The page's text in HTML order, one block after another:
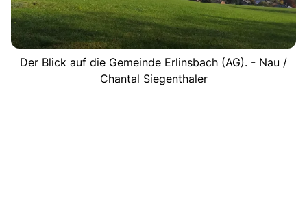
Der Blick auf die Gemeinde Erlinsbach (AG). - Nau /
Chantal Siegenthaler